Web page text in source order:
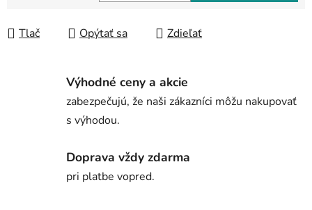
Tlač Opýtať sa Zdieľať
Výhodné ceny a akcie
zabezpečujú, že naši zákazníci môžu nakupovať
s výhodou.
Doprava vždy zdarma
pri platbe vopred.